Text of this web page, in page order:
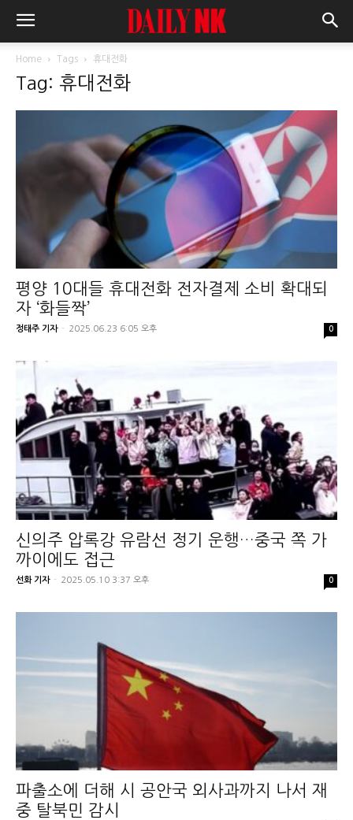
Home Tags 휴대전화
Tag: 휴대전화
평양 10대들 휴대전화 전자결제 소비 확대되
자 ‘화들짝’
정태주 기자 - 2025.06.23 6:05 오후 0
신의주 압록강 유람선 정기 운행…중국 쪽 가
까이에도 접근
선화 기자 - 2025.05.10 3:37 오후 0
파출소에 더해 시 공안국 외사과까지 나서 재
중 탈북민 감시